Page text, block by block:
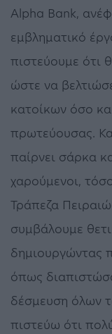
Alpha Bank,
εμβληματικό
πιστεύουμε ότι
ώστε να
κατοίκων όσο
πρωτεύουσας.
παίρνει σάρκα
χαρούμενοι,
Τράπεζα
συμβάλουμε
δημιουργώντας
όπως
δέσμευση όλων
πιστεύω ότι